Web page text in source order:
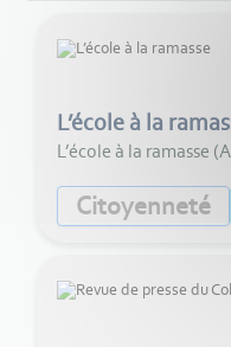
L’école à la
L’école à la ramasse
Citoyenneté